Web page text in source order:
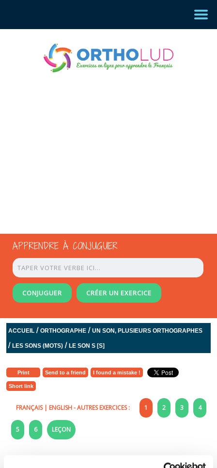
APPRENDRE À CONJUGUER
CONJUGUER CRÉER UN EXERCICE
ACCUEIL /ORTHOGRAPHE /UN SON, PLUSIEURS ORTHOGRAPHES
/LES SONS (MOTS) /LE SON S [S]
Print Send to a friend I found a mistake !
Short link
FRANÇAIS| ENGLISH- AUTRES EXERCICES : 1 2 3 4
5 6 LEÇON